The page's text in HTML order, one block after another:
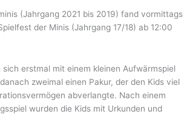
(Jahrgang 2021 bis 2019) fand vormittags
der Minis (Jahrgang 17/18) ab 12:00
erstmal mit einem kleinen Aufwärmspiel
zweimal einen Pakur, der den Kids viel
abverlangte. Nach einem
wurden die Kids mit Urkunden und